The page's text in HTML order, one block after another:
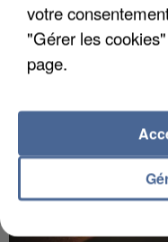
votre
"Gérer les
page.